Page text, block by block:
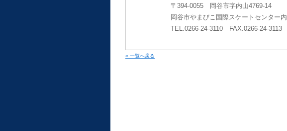
〒394-0055 岡谷市字内山4769-14
岡谷市やまびこ国際スケートセンター内
TEL.0266-24-3110 FAX.0266-24-3113
« 一覧へ戻る